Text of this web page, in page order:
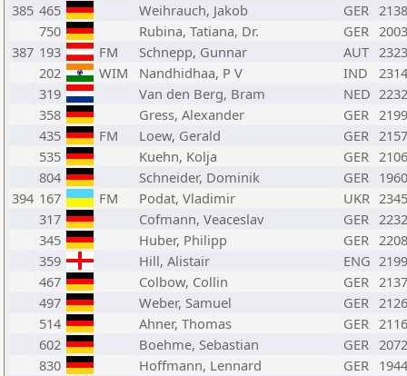
385 465 Weihrauch, Jakob GER 2138
750
Rubina, Tatiana, Dr. GER 2003
387 193 FM Schnepp, Gunnar AUT 2323
202
WIM Nandhidhaa, P V IND
2314
319
Van den Berg, Bram NED 2232
358
Gress, Alexander GER 2199
435
FM Loew, Gerald GER 2157
535
Kuehn, Kolja GER 2106
804
Schneider, Dominik GER 1960
394 167 FM Podat, Vladimir UKR 2345
317
Cofmann, Veaceslav GER 2232
345
Huber, Philipp GER 2208
359
Hill, Alistair ENG 2199
467
Colbow, Collin GER 2137
497
Weber, Samuel GER 2126
514
Ahner, Thomas GER 2116
602
Boehme, Sebastian GER 2072
830
Hoffmann, Lennard GER 1944